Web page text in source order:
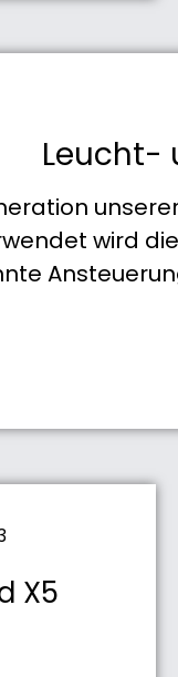
Leucht-
wird
X5